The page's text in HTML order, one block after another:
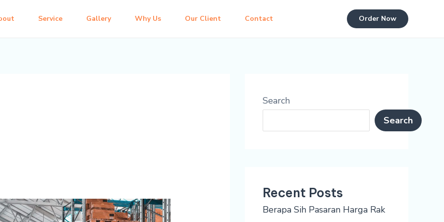
Service Gallery Why Us Our Client Contact Order Now
Search
Search
Recent Posts
Berapa Sih Pasaran Harga Rak